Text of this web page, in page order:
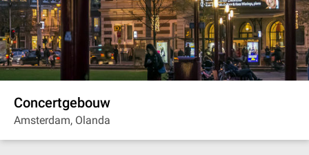
Concertgebouw
Amsterdam, Olanda